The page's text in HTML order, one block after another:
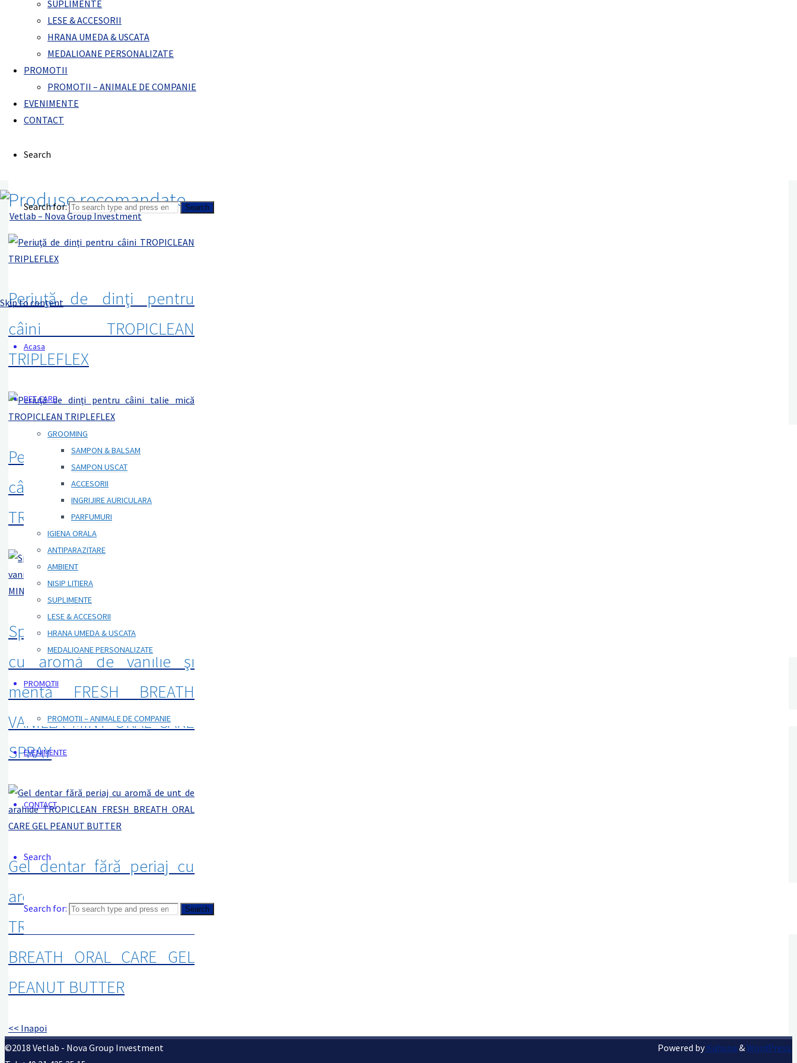
SUPLIMENTE
LESE & ACCESORII
HRANA UMEDA & USCATA
MEDALIOANE PERSONALIZATE
PROMOTII
PROMOTII – ANIMALE DE COMPANIE
EVENIMENTE
CONTACT
Search
Search for: Search
Vetlab
Nova
Group
Investment
Produse
animalelor
de
companie
Skip to content
Acasa
PET CARE
GROOMING
SAMPON & BALSAM
SAMPON USCAT
ACCESORII
INGRIJIRE AURICULARA
PARFUMURI
IGIENA ORALA
ANTIPARAZITARE
AMBIENT
NISIP LITIERA
SUPLIMENTE
LESE & ACCESORII
HRANA UMEDA & USCATA
MEDALIOANE PERSONALIZATE
PROMOTII
PROMOTII – ANIMALE DE COMPANIE
EVENIMENTE
CONTACT
Search
Search for: Search
Picăturile pentru respiraţie proaspătă TROPICLEAN FRESH BREATH păstrează gura animalelor de companie sănătoasă și respirația lor proaspătă. Dezvoltat cu ingrediente naturale, picăturile
pentru respirație proaspătă ajută la împrospătarea respirației, oferind totodată îngrijire zilnică orală.
Forma de ambalare: 65 ml.
Cod produs: DROPS CAT.
Produse recomandate
Periuţă de dinţi pentru
câini TROPICLEAN
TRIPLEFLEX
Periuţă de dinţi pentru
câini talie mică
TROPICLEAN TRIPLEFLEX
Spray respiraţie proaspătă
cu aromă de vanilie şi
mentă FRESH BREATH
VANILLA MINT ORAL CARE
SPRAY
Gel dentar fără periaj cu
aromă de unt de arahide
TROPICLEAN FRESH
BREATH ORAL CARE GEL
PEANUT BUTTER
<< Inapoi
Powered byKahuna &WordPress.
©2018 Vetlab - Nova Group Investment